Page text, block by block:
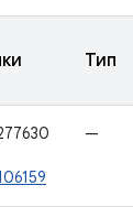
Тип
—